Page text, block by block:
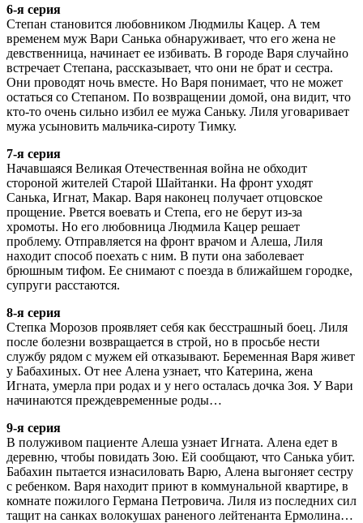
6-я серия
Степан становится любовником Людмилы Кацер. А тем
временем муж Вари Санька обнаруживает, что его жена не
девственница, начинает ее избивать. В городе Варя случайно
встречает Степана, рассказывает, что они не брат и сестра.
Они проводят ночь вместе. Но Варя понимает, что не может
остаться со Степаном. По возвращении домой, она видит, что
кто-то очень сильно избил ее мужа Саньку. Лиля уговаривает
мужа усыновить мальчика-сироту Тимку.
7-я серия
Начавшаяся Великая Отечественная война не обходит
стороной жителей Старой Шайтанки. На фронт уходят
Санька, Игнат, Макар. Варя наконец получает отцовское
прощение. Рвется воевать и Степа, его не берут из-за
хромоты. Но его любовница Людмила Кацер решает
проблему. Отправляется на фронт врачом и Алеша, Лиля
находит способ поехать с ним. В пути она заболевает
брюшным тифом. Ее снимают с поезда в ближайшем городке,
супруги расстаются.
8-я серия
Степка Морозов проявляет себя как бесстрашный боец. Лиля
после болезни возвращается в строй, но в просьбе нести
службу рядом с мужем ей отказывают. Беременная Варя живет
у Бабахиных. От нее Алена узнает, что Катерина, жена
Игната, умерла при родах и у него осталась дочка Зоя. У Вари
начинаются преждевременные роды…
9-я серия
В полуживом пациенте Алеша узнает Игната. Алена едет в
деревню, чтобы повидать Зою. Ей сообщают, что Санька убит.
Бабахин пытается изнасиловать Варю, Алена выгоняет сестру
с ребенком. Варя находит приют в коммунальной квартире, в
комнате пожилого Германа Петровича. Лиля из последних сил
тащит на санках волокушах раненого лейтенанта Ермолина…